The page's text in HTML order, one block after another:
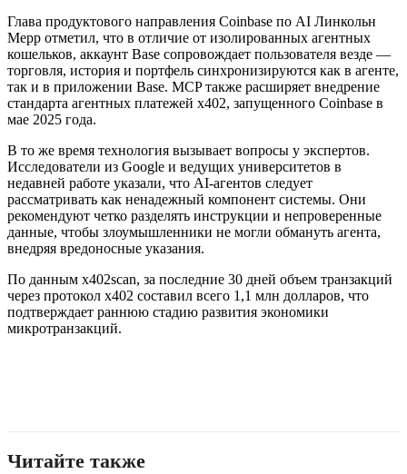
Глава продуктового направления Coinbase по AI Линкольн
Мерр отметил, что в отличие от изолированных агентных
кошельков, аккаунт Base сопровождает пользователя везде —
торговля, история и портфель синхронизируются как в агенте,
так и в приложении Base. MCP также расширяет внедрение
стандарта агентных платежей x402, запущенного Coinbase в
мае 2025 года.
В то же время технология вызывает вопросы у экспертов.
Исследователи из Google и ведущих университетов в
недавней работе указали, что AI-агентов следует
рассматривать как ненадежный компонент системы. Они
рекомендуют четко разделять инструкции и непроверенные
данные, чтобы злоумышленники не могли обмануть агента,
внедряя вредоносные указания.
По данным x402scan, за последние 30 дней объем транзакций
через протокол x402 составил всего 1,1 млн долларов, что
подтверждает раннюю стадию развития экономики
микротранзакций.
Читайте также